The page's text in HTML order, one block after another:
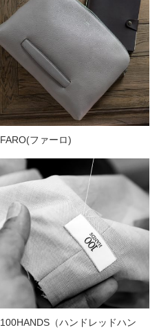
FARO(ファーロ)
100HANDS（ハンドレッドハン